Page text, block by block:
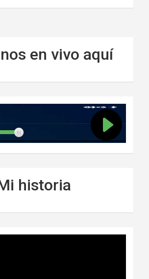
en vivo aquí
historia